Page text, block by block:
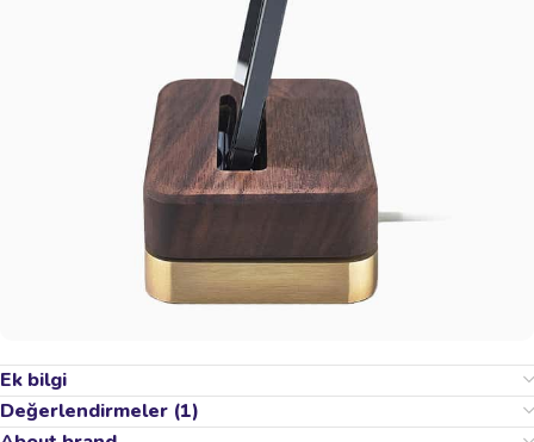
Ek bilgi
Değerlendirmeler (1)